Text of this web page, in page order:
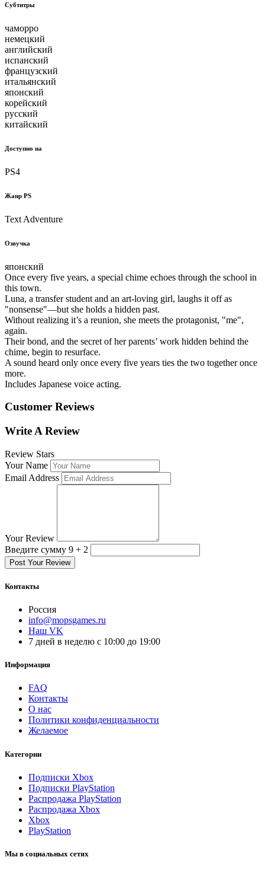
Субтитры
чаморро
немецкий
английский
испанский
французский
итальянский
японский
корейский
русский
китайский
Доступно на
PS4
Жанр PS
Text Adventure
Озвучка
японский
Once every five years, a special chime echoes through the school in
this town.
Luna, a transfer student and an art-loving girl, laughs it off as
"nonsense"—but she holds a hidden past.
Without realizing it’s a reunion, she meets the protagonist, "me",
again.
Their bond, and the secret of her parents’ work hidden behind the
chime, begin to resurface.
A sound heard only once every five years ties the two together once
more.
Includes Japanese voice acting.
Customer Reviews
Write A Review
Review Stars
Your Name
Email Address
Your Review
Введите сумму 9 + 2
Post Your Review
Контакты
Россия
info@mopsgames.ru
Наш VK
7 дней в неделю с 10:00 до 19:00
Информация
FAQ
Контакты
О нас
Политики конфиденциальности
Желаемое
Категории
Подписки Xbox
Подписки PlayStation
Распродажа PlayStation
Распродажа Xbox
Xbox
PlayStation
Мы в социальных сетях